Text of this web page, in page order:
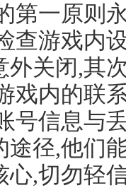
第一原则
查游戏内
外关闭,其
戏内的联
号信息与
途径,他们
,切勿轻